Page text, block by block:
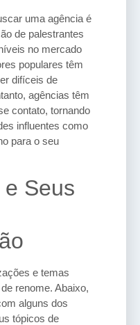
uma agência é
de palestrantes
no mercado
populares têm
difíceis de
agências têm
contato, tornando
influentes como
para o seu
Seus
e temas
renome. Abaixo,
alguns dos
tópicos de